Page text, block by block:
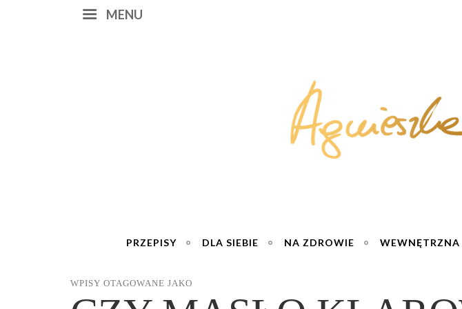
MENU
PRZEPISY DLA SIEBIE NA ZDROWIE
WPISY OTAGOWANE JAKO